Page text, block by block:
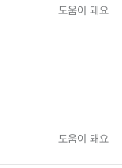
도움이 돼요
도움이 돼요